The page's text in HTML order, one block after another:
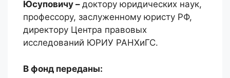
Юсуповичу – доктору юридических наук,
профессору, заслуженному юристу РФ,
директору Центра правовых
исследований ЮРИУ РАНХиГС.
В фонд переданы: